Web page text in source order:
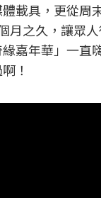
載具，更從周
月之久，讓眾
緣嘉年華」一直
！